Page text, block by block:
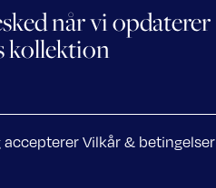
når vi opdaterer
kollektion
accepterer Vilkår & betingelser